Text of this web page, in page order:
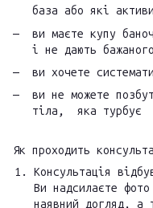
база або які
ви маєте купу
і не дають
ви хочете
ви не можете
тіла, яка турбує
Як проходить
Консультація
Ви надсилаєте
наявний догляд, а